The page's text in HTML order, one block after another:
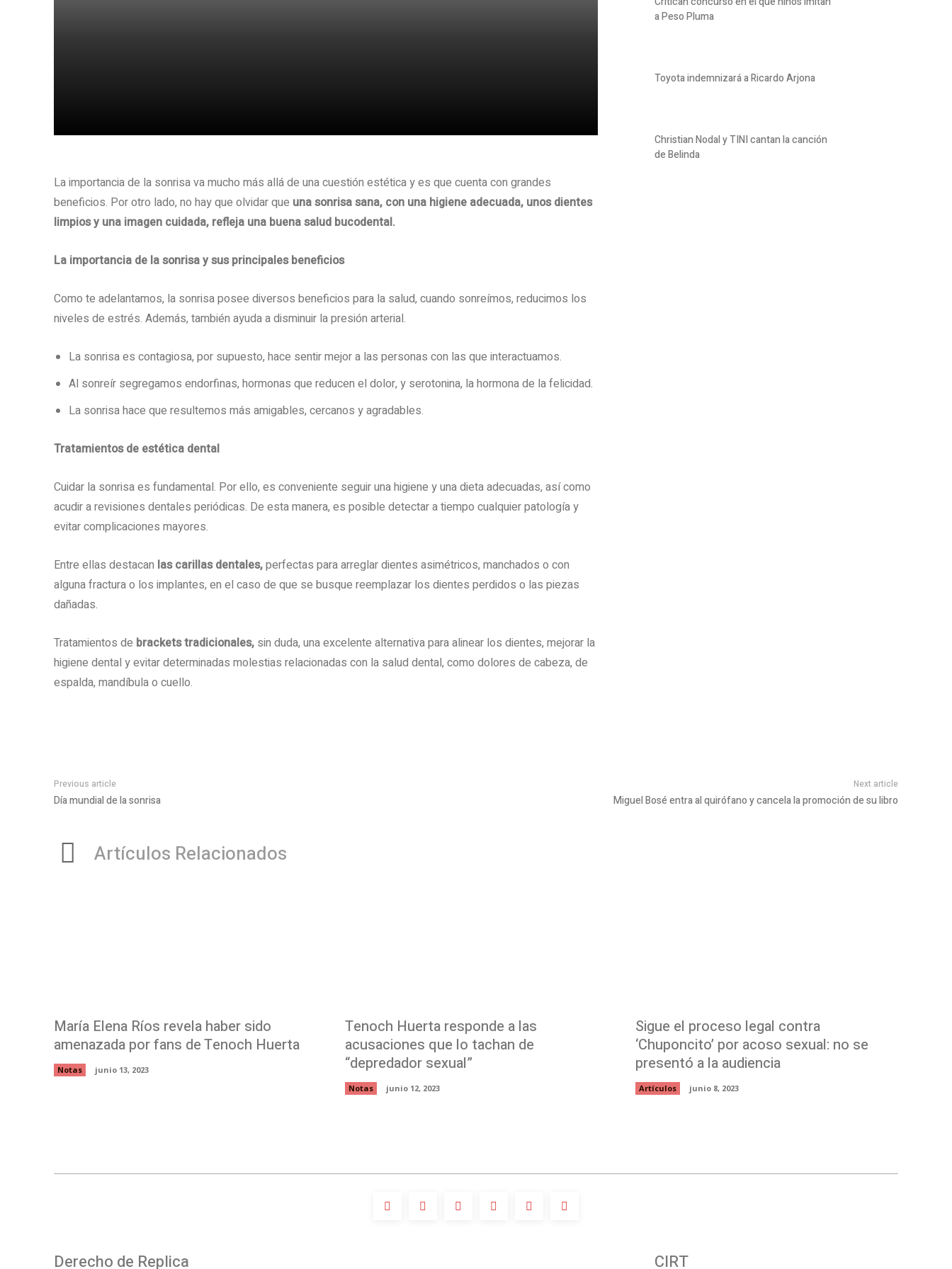
La importancia de la sonrisa va mucho más allá de una cuestión estética y es que cuenta con grandes
beneficios. Por otro lado, no hay que olvidar que una sonrisa sana, con una higiene adecuada, unos dientes
limpios y una imagen cuidada, refleja una buena salud bucodental.
La importancia de la sonrisa y sus principales beneficios
Como te adelantamos, la sonrisa posee diversos beneficios para la salud, cuando sonreímos, reducimos los
niveles de estrés. Además, también ayuda a disminuir la presión arterial.
La sonrisa es contagiosa, por supuesto, hace sentir mejor a las personas con las que interactuamos.
Al sonreír segregamos endorfinas, hormonas que reducen el dolor, y serotonina, la hormona de la felicidad.
La sonrisa hace que resultemos más amigables, cercanos y agradables.
Tratamientos de estética dental
Cuidar la sonrisa es fundamental. Por ello, es conveniente seguir una higiene y una dieta adecuadas, así como
acudir a revisiones dentales periódicas. De esta manera, es posible detectar a tiempo cualquier patología y
evitar complicaciones mayores.
Entre ellas destacan las carillas dentales,perfectas para arreglar dientes asimétricos, manchados o con
alguna fractura o los implantes, en el caso de que se busque reemplazar los dientes perdidos o las piezas
dañadas.
Tratamientos de brackets tradicionales, sin duda, una excelente alternativa para alinear los dientes, mejorar la
higiene dental y evitar determinadas molestias relacionadas con la salud dental, como dolores de cabeza, de
espalda, mandíbula o cuello.
a Peso Pluma
Toyota indemnizará a Ricardo Arjona
Christian Nodal y TINI cantan la canción
de Belinda
Previous article
Día mundial de la sonrisa
Next article
Miguel Bosé entra al quirófano y cancela la promoción de su libro
Artículos Relacionados
María Elena Ríos revela haber sido
amenazada por fans de Tenoch Huerta
Notas junio 13, 2023
Tenoch Huerta responde a las
acusaciones que lo tachan de
“depredador sexual”
Notas junio 12, 2023
Sigue el proceso legal contra
‘Chuponcito’ por acoso sexual: no se
presentó a la audiencia
Artículos junio 8, 2023
Derecho de Replica CIRT